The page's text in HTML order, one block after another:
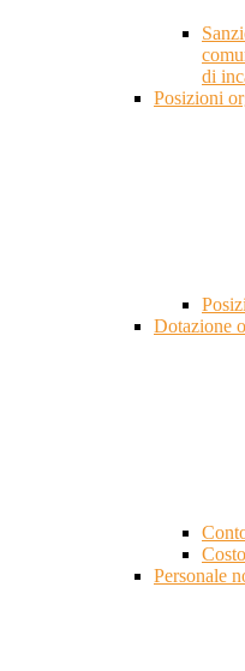
di
Posizioni
Dotazione
Personale